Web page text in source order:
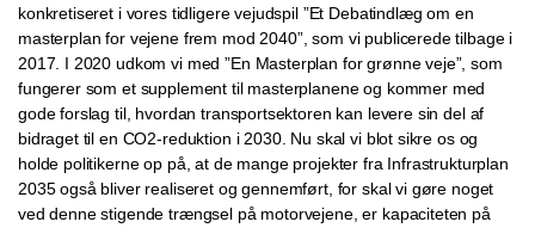
konkretiseret i vores tidligere vejudspil ”Et Debatindlæg om en
masterplan for vejene frem mod 2040”, som vi publicerede tilbage i
2017. I 2020 udkom vi med ”En Masterplan for grønne veje”, som
fungerer som et supplement til masterplanene og kommer med
gode forslag til, hvordan transportsektoren kan levere sin del af
bidraget til en CO2-reduktion i 2030. Nu skal vi blot sikre os og
holde politikerne op på, at de mange projekter fra Infrastrukturplan
2035 også bliver realiseret og gennemført, for skal vi gøre noget
ved denne stigende trængsel på motorvejene, er kapaciteten på